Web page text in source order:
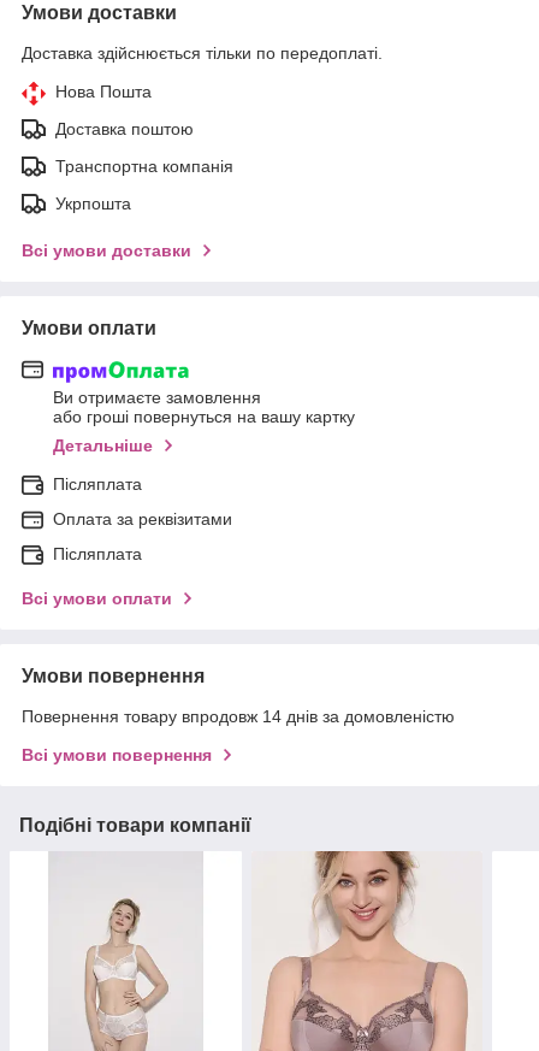
Умови доставки
Доставка здійснюється тільки по передоплаті.
Нова Пошта
Доставка поштою
Транспортна компанія
Укрпошта
Всі умови доставки
Умови оплати
Ви отримаєте замовлення
або гроші повернуться на вашу картку
Детальніше
Післяплата
Оплата за реквізитами
Післяплата
Всі умови оплати
Умови повернення
Повернення товару впродовж 14 днів за домовленістю
Всі умови повернення
Подібні товари компанії